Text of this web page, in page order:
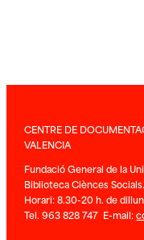
CENTRE DE
VALENCIA
Fundació General de la
Biblioteca Ciènces
Horari: 8.30-20 h. de
Tel. 963 828 747 E-mail: